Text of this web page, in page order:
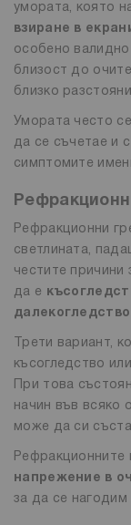
умората, която
взиране в
особено валидно
близост до
близко
Умората често
да се съчетае и
симптомите
Рефракционни
светлината,
честите
да е
далекогледство
Трети вариант,
късогледство
При това
начин във всяко
може да си
Рефракционните
напрежение в
за да се